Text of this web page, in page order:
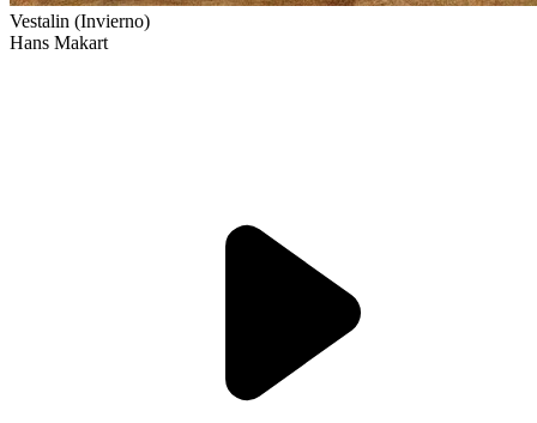
Vestalin (Invierno)
Hans Makart